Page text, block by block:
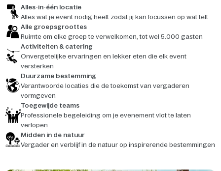
Alles-in-één locatie
Alles wat je event nodig heeft zodat jij kan focussen op wat telt
Alle groepsgroottes
Ruimte om elke groep te verwelkomen, tot wel 5.000 gasten
Activiteiten & catering
Onvergetelijke ervaringen en lekker eten die elk event
versterken
Duurzame bestemming
Verantwoorde locaties die de toekomst van vergaderen
vormgeven
Toegewijde teams
Professionele begeleiding om je evenement vlot te laten
verlopen
Midden in de natuur
Vergader en verblijf in de natuur op inspirerende bestemmingen